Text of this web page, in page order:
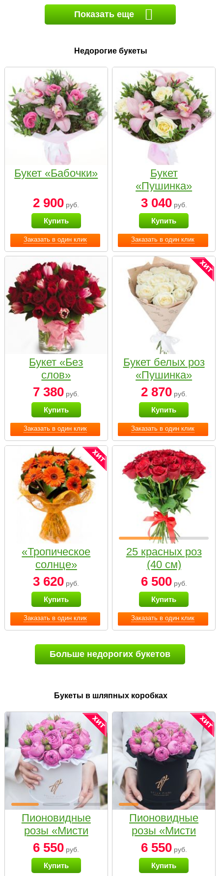
Показать еще
Недорогие букеты
Заказать в один клик
Букет «Бабочки»
2 900 руб.
Купить
Заказать в один клик
Букет
«Пушинка»
3 040руб.
Купить
Заказать в один клик
Букет «Без
слов»
7 380 руб.
Купить
Заказать в один клик
Букет белых роз
«Пушинка»
2 870руб.
Купить
Заказать в один клик
«Тропическое
солнце»
3 620 руб.
Купить
Заказать в один клик
25 красных роз
(40 см)
6 500руб.
Купить
Больше недорогих букетов
Букеты в шляпных коробках
Пионовидные
розы «Мисти
бабблс» в белой
коробке Small
6 550 руб.
Купить
Пионовидные
розы «Мисти
бабблс» в
черной коробке
Small
6 550руб.
Купить